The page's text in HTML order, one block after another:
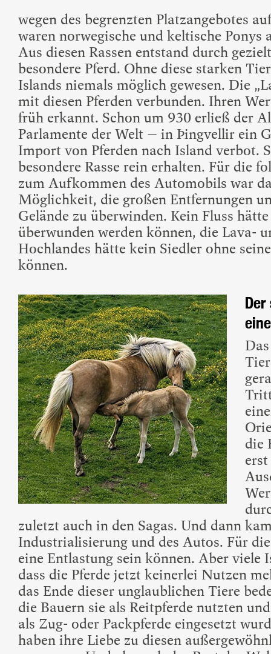
wegen des begrenzten Platzangebotes
waren norwegische und keltische Ponys
Aus diesen Rassen entstand durch
besondere Pferd. Ohne diese starken
Islands niemals möglich gewesen. Die
mit diesen Pferden verbunden. Ihren
früh erkannt. Schon um 930 erließ der
Parlamente der Welt – in Þingvellir ein
Import von Pferden nach Island verbot.
besondere Rasse rein erhalten. Für die
zum Aufkommen des Automobils war
Möglichkeit, die großen Entfernungen
Gelände zu überwinden. Kein Fluss
überwunden werden können, die Lava-
Hochlandes hätte kein Siedler ohne
können.
die
zuletzt auch in den Sagas. Und dann
Industrialisierung und des Autos. Für
eine Entlastung sein können. Aber viele
dass die Pferde jetzt keinerlei Nutzen
das Ende dieser unglaublichen Tiere
die Bauern sie als Reitpferde nutzten
als Zug- oder Packpferde eingesetzt
haben ihre Liebe zu diesen